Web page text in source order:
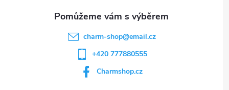
charm-shop@email.cz
+420 777880555
Charmshop.cz